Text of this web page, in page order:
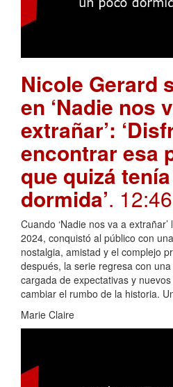
Nicole Gerard
en ‘Nadie nos
extrañar’:
encontrar esa
que quizá
dormida’. 12:46
Cuando ‘Nadie nos va a
2024, conquistó al público con
nostalgia, amistad y el complejo
después, la serie regresa con
cargada de expectativas y
cambiar el rumbo de la historia.
Marie Claire